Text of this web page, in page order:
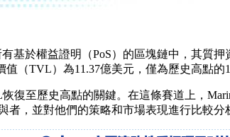
基於權益證明（PoS）的區塊鏈中，其質
（TVL）為11.37億美元，僅為歷史高點的
復至歷史高點的關鍵。在這條賽道上，
者，並對他們的策略和市場表現進行比較分